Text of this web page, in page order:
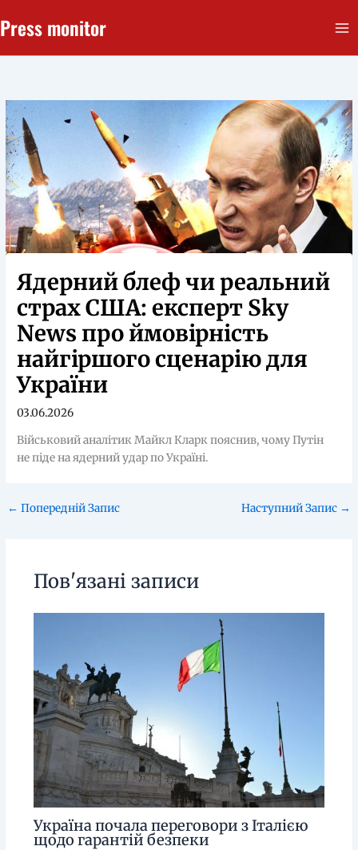
до
Press monitor
Ядерний блеф чи реальний
страх США: експерт Sky
News про ймовірність
найгіршого сценарію для
України
03.06.2026
Військовий аналітик Майкл Кларк пояснив, чому Путін
не піде на ядерний удар по Україні.
← Попередній Запис Наступний Запис →
Пов'язані записи
Україна почала переговори з Італією
щодо гарантій безпеки